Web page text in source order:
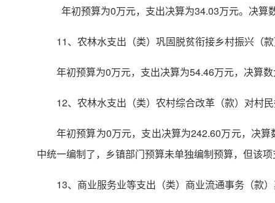
年初预算为0万元，支出决算为34.03万元。决
11、农林水支出（类）巩固脱贫衔接乡村振兴（
年初预算为0万元，支出决算为54.46万元，决算
12、农林水支出（类）农村综合改革（款）对村
年初预算为0万元，支出决算为242.60万元，决
中统一编制了，乡镇部门预算未单独编制预算，但该
13、商业服务业等支出（类）商业流通事务（款